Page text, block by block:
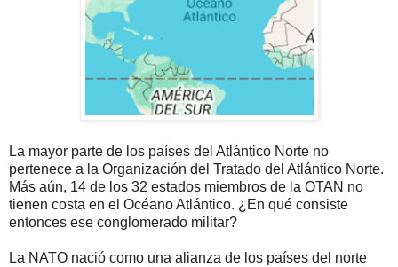
La mayor parte de los países del Atlántico Norte no
pertenece a la Organización del Tratado del Atlántico Norte.
Más aún, 14 de los 32 estados miembros de la OTAN no
tienen costa en el Océano Atlántico. ¿En qué consiste
entonces ese conglomerado militar?
La NATO nació como una alianza de los países del norte